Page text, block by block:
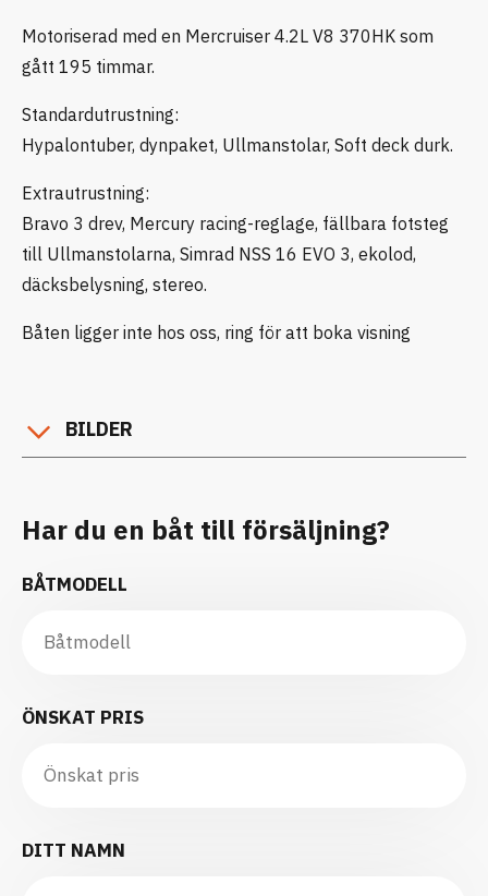
Motoriserad med en Mercruiser 4.2L V8 370HK som
gått 195 timmar.
Standardutrustning:
Hypalontuber, dynpaket, Ullmanstolar, Soft deck durk.
Extrautrustning:
Bravo 3 drev, Mercury racing-reglage, fällbara fotsteg
till Ullmanstolarna, Simrad NSS 16 EVO 3, ekolod,
däcksbelysning, stereo.
Båten ligger inte hos oss, ring för att boka visning
BILDER
Har du en båt till försäljning?
BÅTMODELL
ÖNSKAT PRIS
DITT NAMN